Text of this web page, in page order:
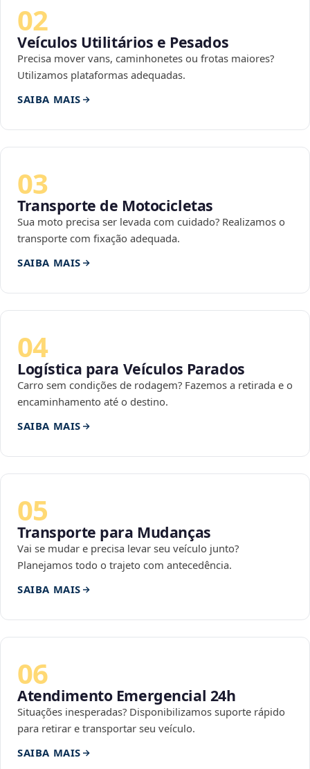
02
Veículos Utilitários e Pesados
Precisa mover vans, caminhonetes ou frotas maiores?
Utilizamos plataformas adequadas.
SAIBA MAIS
03
Transporte de Motocicletas
Sua moto precisa ser levada com cuidado? Realizamos o
transporte com fixação adequada.
SAIBA MAIS
04
Logística para Veículos Parados
Carro sem condições de rodagem? Fazemos a retirada e o
encaminhamento até o destino.
SAIBA MAIS
05
Transporte para Mudanças
Vai se mudar e precisa levar seu veículo junto?
Planejamos todo o trajeto com antecedência.
SAIBA MAIS
06
Atendimento Emergencial 24h
Situações inesperadas? Disponibilizamos suporte rápido
para retirar e transportar seu veículo.
SAIBA MAIS